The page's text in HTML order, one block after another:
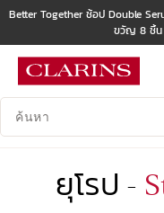
ไปที่ส่วนท้าย
Better Together ช้อป Double
ขวัญ 8 ชิ้น
บันทึกข้อมูลค้นหา
ยุโรป -